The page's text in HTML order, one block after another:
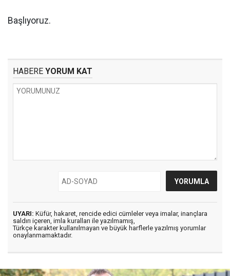
Başlıyoruz.
HABERE YORUM KAT
UYARI: Küfür, hakaret, rencide edici cümleler veya imalar, inançlara
saldırı içeren, imla kuralları ile yazılmamış,
Türkçe karakter kullanılmayan ve büyük harflerle yazılmış yorumlar
onaylanmamaktadır.